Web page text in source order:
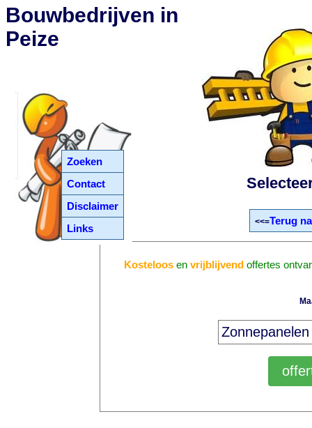
Zoeken
Contact
Disclaimer
Links
Bouwbedrijven in
Peize
<<=Terug
Kosteloos envrijblijvend offertes